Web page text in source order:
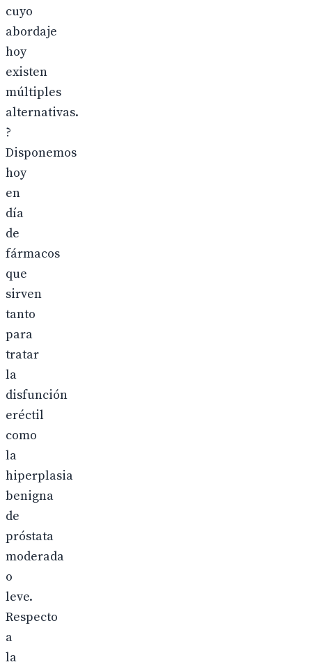
cuyo
abordaje
hoy
existen
múltiples
alternativas.
?
Disponemos
hoy
en
día
de
fármacos
que
sirven
tanto
para
tratar
la
disfunción
eréctil
como
la
hiperplasia
benigna
de
próstata
moderada
o
leve.
Respecto
a
la